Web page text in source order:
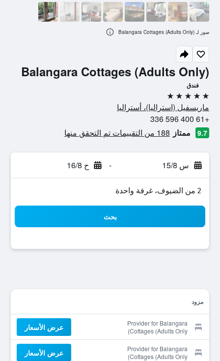
Balangara Cottages (Adults Only)
فندق
5 نجوم
ماريسفيل (استراليا)، أستراليا
+61 400 596 336
9.7 ممتاز 188 من التقييمات تم التحقق منها
س 15/8 - ح 16/8
2 من الضيوف، غرفة واحدة
بحث
مزود
Provider for Balangara
Cottages (Adults Only)
عرض الأسعار
Provider for Balangara
Cottages (Adults Only)
عرض الأسعار
صور لـ Balangara Cottages (Adults Only)